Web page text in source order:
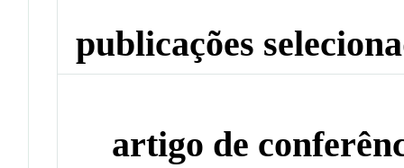
publicações
artigo de